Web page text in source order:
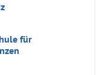
für